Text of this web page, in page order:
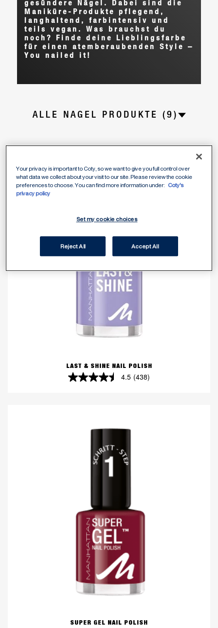
gesündere Nägel. Dabei sind die
Maniküre-Produkte pflegend,
langhaltend, farbintensiv und
teils vegan. Was brauchst du
noch? Finde deine Lieblingsfarbe
für einen atemberaubenden Style –
You nailed it!
ALLE NAGEL PRODUKTE (9)
LAST & SHINE NAIL POLISH
4.5 (438)
4.5
Bewertungen
SUPER GEL NAIL POLISH
Your privacy is important to Coty, so we want to give you full control over
what data we collect about your visit to our site. Please review the cookie
preferences to choose. You can find more information under: Coty's
privacy policy
Set my cookie choices
Reject All Accept All